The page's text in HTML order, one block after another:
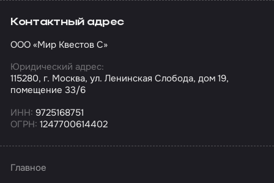
Контактный адрес
ООО «Мир Квестов С»
Юридический адрес:
115280, г. Москва, ул. Ленинская Слобода, дом 19,
помещение 33/6
ИНН: 9725168751
ОГРН: 1247700614402
Главное